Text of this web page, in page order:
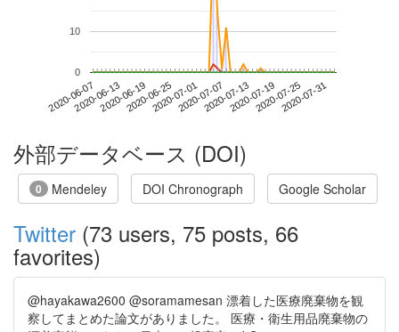
2020-06-072020-06-132020-06-192020-06-252020-07-012020-07-072020-07-132020-07-192020-07-252020-07-31
0
10
外部データベース (DOI)
0 Mendeley DOI Chronograph Google Scholar
Twitter (73 users, 75 posts, 66
favorites)
@hayakawa2600 @soramamesan 漂着した医療廃棄物を観
察してまとめた論文がありました。 医療・衛生用品廃棄物の